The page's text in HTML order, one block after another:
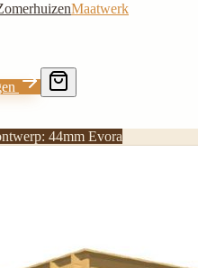
Maatwerk
44mm Evora